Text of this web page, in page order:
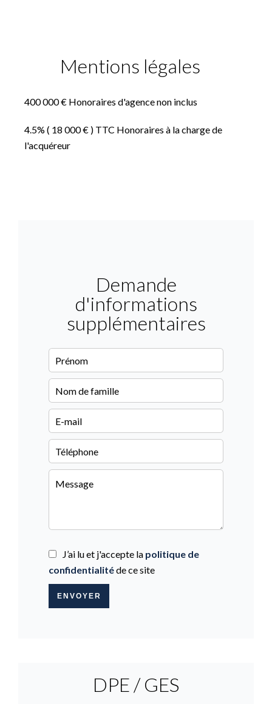
Mentions légales
400 000 € Honoraires d'agence non inclus
4.5% ( 18 000 € ) TTC Honoraires à la charge de
l'acquéreur
Demande
d'informations
supplémentaires
J’ai lu et j'accepte la politique de
confidentialitéde ce site
ENVOYER
DPE / GES